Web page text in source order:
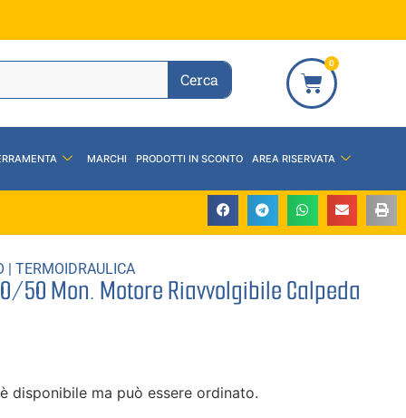
Cerca
0
MARCHI PRODOTTI IN SCONTO AREA RISERVATA
| TERMOIDRAULICA
50 Mon. Motore Riavvolgibile Calpeda
disponibile ma può essere ordinato.